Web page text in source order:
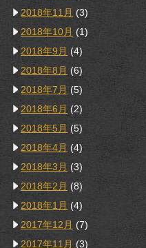
2018年11月 (3)
2018年10月 (1)
2018年9月 (4)
2018年8月 (6)
2018年7月 (5)
2018年6月 (2)
2018年5月 (5)
2018年4月 (4)
2018年3月 (3)
2018年2月 (8)
2018年1月 (4)
2017年12月 (7)
2017年11月 (3)